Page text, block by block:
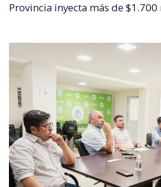
Provincia inyecta más de